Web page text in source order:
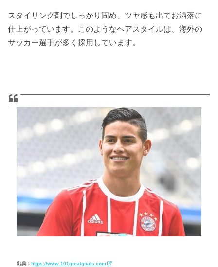
スタイリング剤でしっかり固め、ツヤ感も出てお洒落に
仕上がっています。このようなヘアスタイルは、海外の
サッカー選手が多く採用しています。
出典： https://www.101greatgoals.com